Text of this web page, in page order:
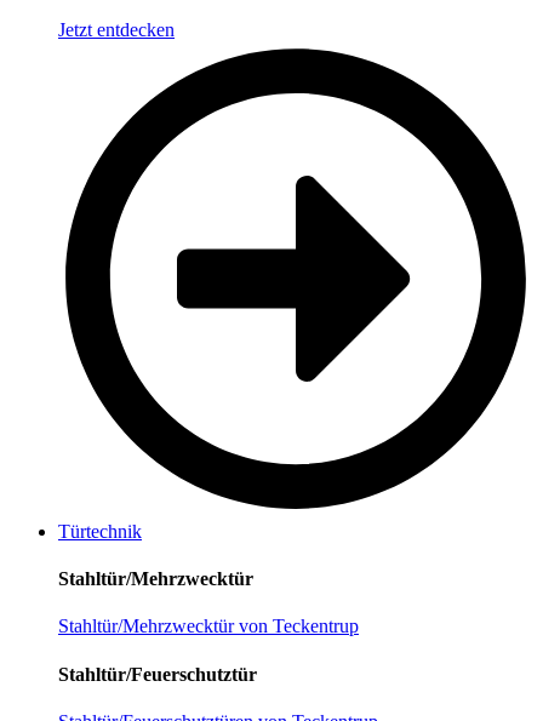
Jetzt entdecken
Türtechnik
Stahltür/Mehrzwecktür
Stahltür/Mehrzwecktür von Teckentrup
Stahltür/Feuerschutztür